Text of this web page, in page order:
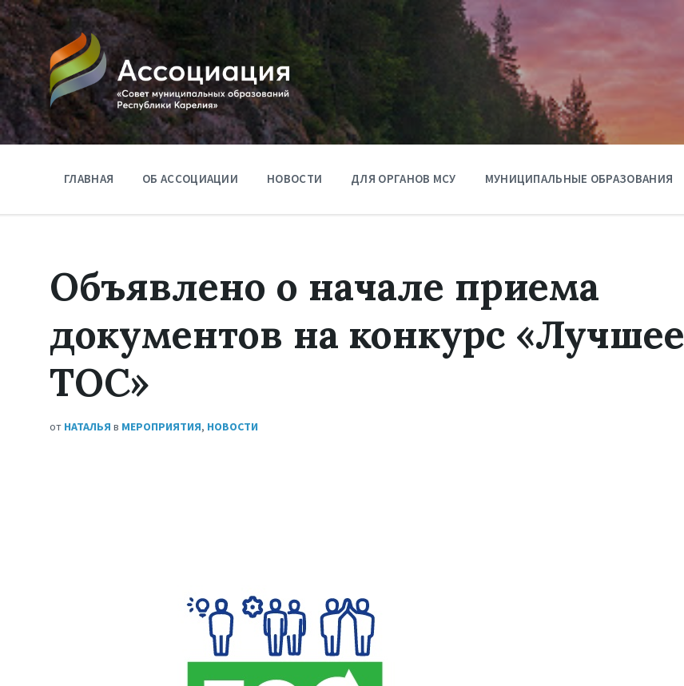
ГЛАВНАЯ ОБ АССОЦИАЦИИ НОВОСТИ ДЛЯ ОРГАНОВ МСУ МУНИЦИПАЛЬНЫЕ ОБРАЗОВАНИЯ
Объявлено о начале приема
документов на конкурс «Лучшее
ТОС»
от НАТАЛЬЯ в МЕРОПРИЯТИЯ, НОВОСТИ